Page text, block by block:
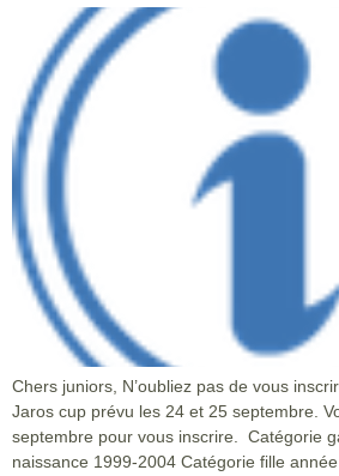
Chers juniors, N’oubliez pas de vous
Jaros cup prévu les 24 et 25 septembre.
septembre pour vous inscrire. Catégorie
naissance 1999-2004 Catégorie fille